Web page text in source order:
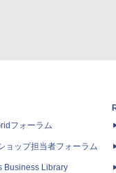
フォーラム
ョップ担当者フォーラム
Business Library